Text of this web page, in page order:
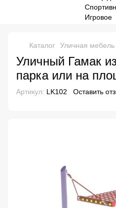
Каталог Уличная мебель
Уличный Гамак
парка или на
Артикул: LK102 Оставить